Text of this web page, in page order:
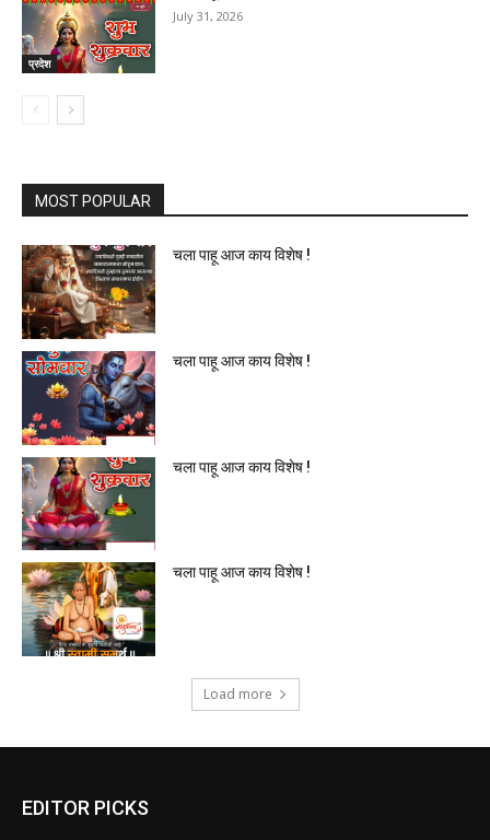
प्रदेश
July 31, 2026
MOST POPULAR
चला पाहू आज काय विशेष !
चला पाहू आज काय विशेष !
चला पाहू आज काय विशेष !
चला पाहू आज काय विशेष !
Load more
EDITOR PICKS